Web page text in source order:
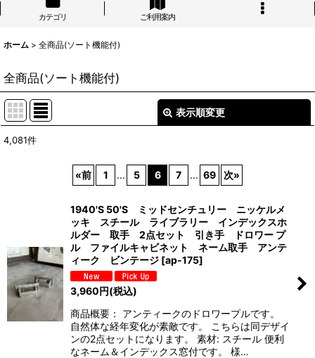
カテゴリ ご利用案内
ホーム > 全商品(ソート機能付)
全商品(ソート機能付)
表示順変更
絞り込む
4,081件
«前 1 ... 5 6 7 ... 69 次»
1940'S 50'S ミッドセンチュリー ニッケルメ
ッキ スチール ライブラリー インデックスホ
ルダー 取手 2点セット 引き手 ドロワー プ
ル ファイルキャビネット ネーム取手 アンテ
ィーク ビンテージ [ap-175]
3,960円(税込)
商品概要： アンティークのドロワープルです。
自然体な経年変化が素敵です。 こちらは同デザイ
ンの2点セットになります。 素材: スチール 便利
なネーム＆インデックス窓付です。 様…